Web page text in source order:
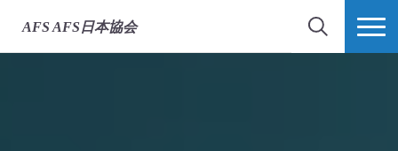
AFS AFS日本協会
検索 MORE